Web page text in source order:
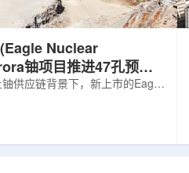
Nuclear
铀项目推进47孔预可
供应链背景下，新上市的Eagle
资源3275万磅、inferred